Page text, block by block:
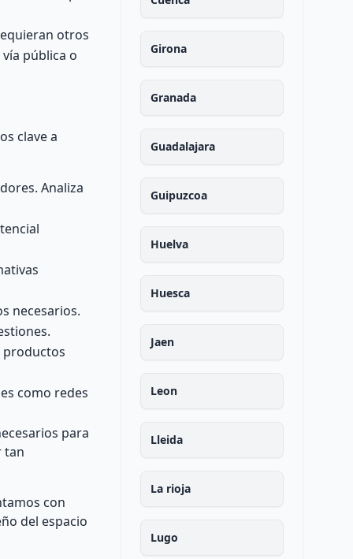
otros
pública o
clave a
Analiza
necesarios.
productos
como redes
para
tan
con
del espacio
Girona
Granada
Guadalajara
Guipuzcoa
Huelva
Huesca
Jaen
Leon
Lleida
La rioja
Lugo